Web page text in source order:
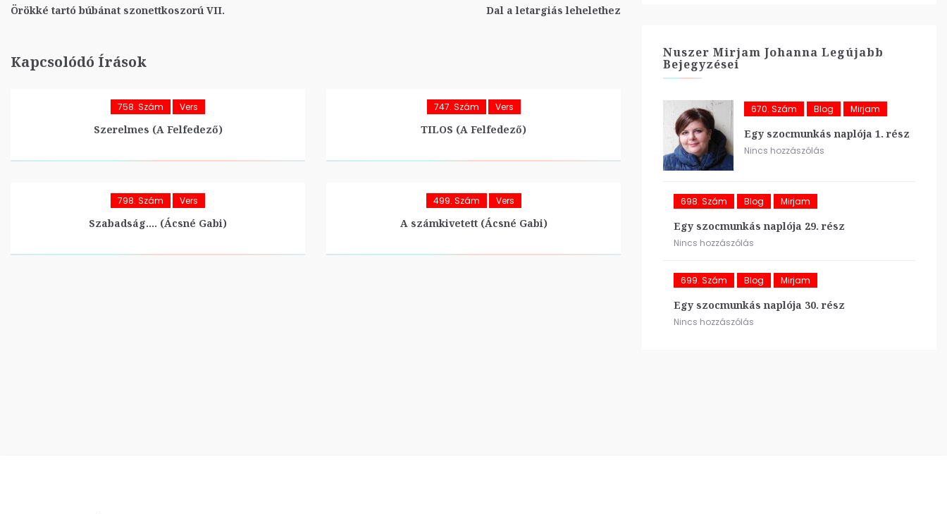
Örökké tartó búbánat szonettkoszorú VII. Dal a letargiás lehelethez
Kapcsolódó Írások
758. Szám Vers
Szerelmes (A Felfedező)
747. Szám Vers
TILOS (A Felfedező)
798. Szám Vers
Szabadság…. (Ácsné Gabi)
499. Szám Vers
A számkivetett (Ácsné Gabi)
Nuszer Mirjam Johanna Legújabb
Bejegyzései
670. Szám Blog Mirjam
Egy szocmunkás naplója 1. rész
Nincs hozzászólás
698. Szám Blog Mirjam
Egy szocmunkás naplója 29. rész
Nincs hozzászólás
699. Szám Blog Mirjam
Egy szocmunkás naplója 30. rész
Nincs hozzászólás